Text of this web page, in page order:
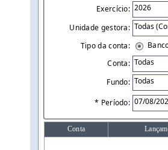
Exercício:
Unidade gestora:
Tipo da conta:
Conta:
Fundo:
* Período:
Conta